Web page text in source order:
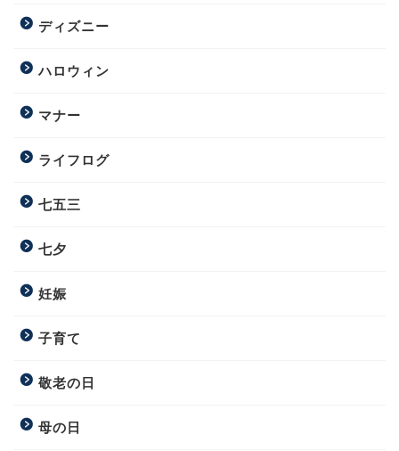
ディズニー
ハロウィン
マナー
ライフログ
七五三
七夕
妊娠
子育て
敬老の日
母の日